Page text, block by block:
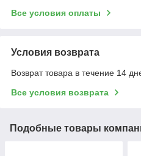
Все условия оплаты
Условия возврата
Возврат товара в течение 14
Все условия возврата
Подобные товары